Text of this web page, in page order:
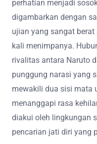
perhatian menjadi
digambarkan dengan
ujian yang sangat
kali menimpanya.
rivalitas antara Naruto
punggung narasi yang
mewakili dua sisi mata
menanggapi rasa
diakui oleh lingkungan
pencarian jati diri yang